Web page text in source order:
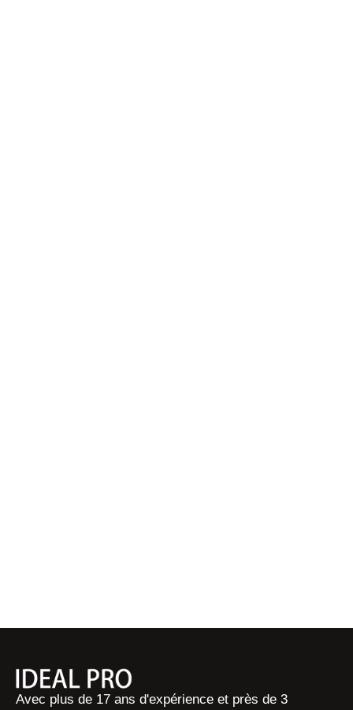
Avec plus de 17 ans d'expérience et près de 3